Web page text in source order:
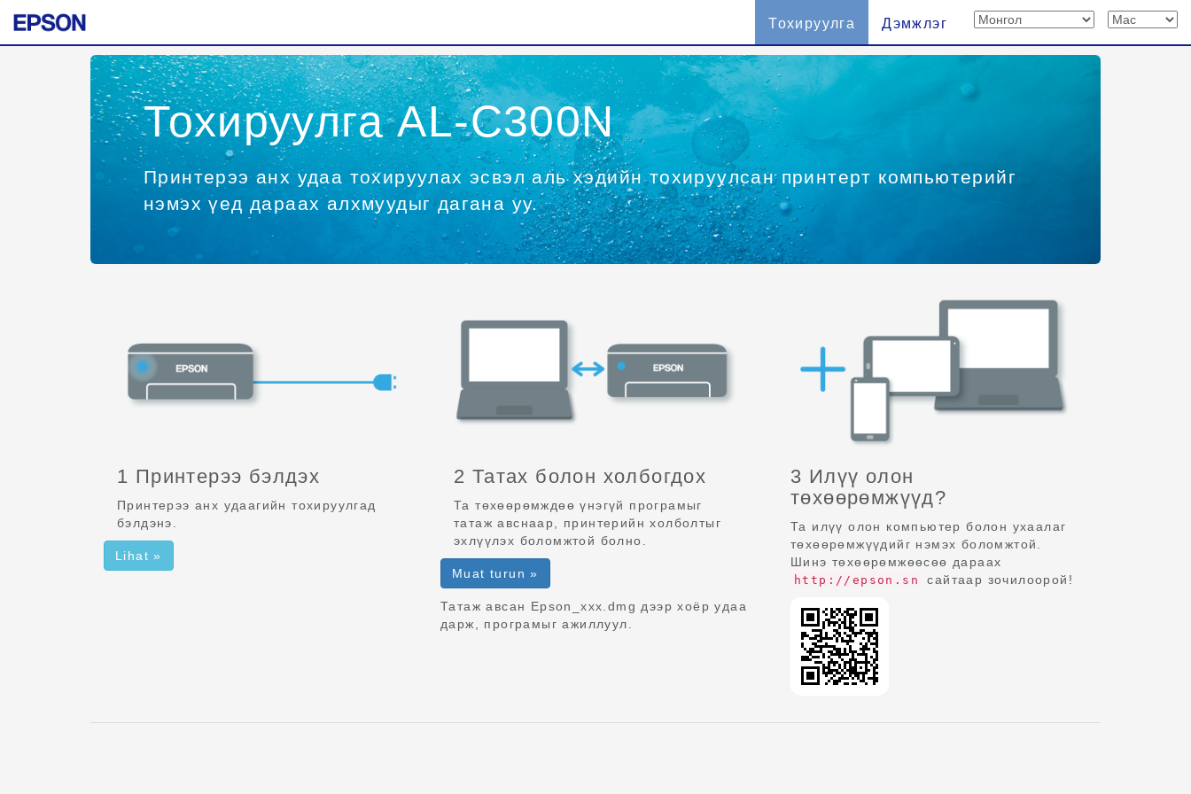
Тохируулга Дэмжлэг
Тохируулга AL-C300N
Принтерээ анх удаа тохируулах эсвэл аль хэдийн тохируулсан принтерт компьютерийг
нэмэх үед дараах алхмуудыг дагана уу.
1 Принтерээ бэлдэх
Принтерээ анх удаагийн тохируулгад
бэлдэнэ.
Lihat »
2 Татах болон холбогдох
Та төхөөрөмждөө үнэгүй програмыг
татаж авснаар, принтерийн холболтыг
эхлүүлэх боломжтой болно.
Muat turun »
Татаж авсан Epson_xxx.dmg дээр хоёр удаа
дарж, програмыг ажиллуул.
3 Илүү олон
төхөөрөмжүүд?
Та илүү олон компьютер болон ухаалаг
төхөөрөмжүүдийг нэмэх боломжтой.
Шинэ төхөөрөмжөөсөө дараах
http://epson.sn сайтаар зочилоорой!